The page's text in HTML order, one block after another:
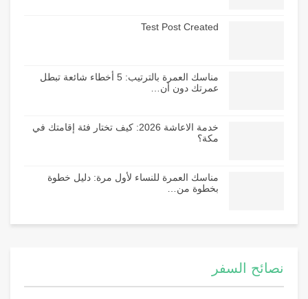
Test Post Created
مناسك العمرة بالترتيب: 5 أخطاء شائعة تبطل
عمرتك دون أن…
خدمة الاعاشة 2026: كيف تختار فئة إقامتك في
مكة؟
مناسك العمرة للنساء لأول مرة: دليل خطوة
بخطوة من…
نصائح السفر